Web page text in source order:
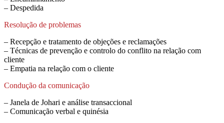
– Despedida
Resolução de problemas
– Recepção e tratamento de objeções e reclamações
– Técnicas de prevenção e controlo do conflito na relação com
cliente
– Empatia na relação com o cliente
Condução da comunicação
– Janela de Johari e análise transaccional
– Comunicação verbal e quinésia